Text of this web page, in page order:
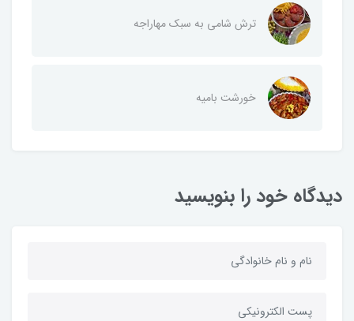
ترش شامی به سبک مهاراجه
خورشت بامیه
دیدگاه خود را بنویسید